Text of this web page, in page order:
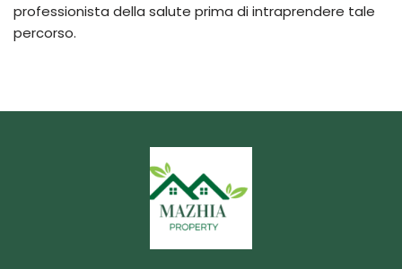
professionista della salute prima di intraprendere tale
percorso.